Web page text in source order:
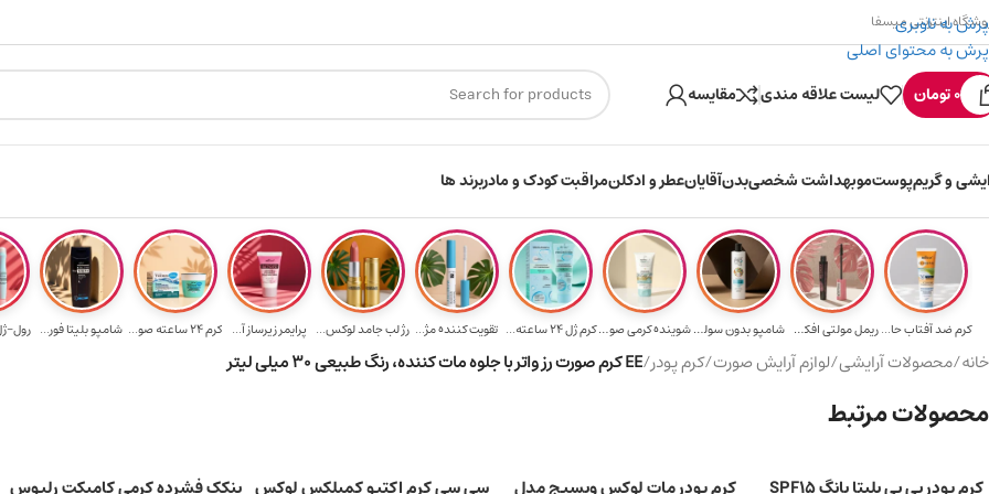
پرش به ناوبری
پرش به محتوای اصلی
هدیه برای خرید های ارسال رایگان برای خرید ۳.۵ میلیون به یالا ۳۰۰ میسکوین (۳۰ هزار تومن) هدیه خرید اول
اینترنتی میسفا
0تومان لیست علاقه مندی مقایسه
و گریمپوستموبهداشت شخصیبدنآقایانعطر و ادکلنمراقبت کودک و مادربرند ها
کرم ضد آفتاب حا... ریمل مولتی افکت... شامپو بدون سولف... شوینده کرمی صور...کرم ژل ۲۴ ساعته... تقویت‌ کننده مژ... رژ لب جامد لوکس... پرایمر زیرساز آ... کرم 24 ساعته صو... شامپو بلیتا فور... رول-
خانه/محصولات آرایشی/لوازم آرایش صورت/کرم پودر/EE کرم صورت رز واتر با جلوه مات کننده، رنگ طبیعی 30 میلی لیتر
محصولات مرتبط
کرم پودر بی بی بلیتا یانگ SPF15 کرم پودر مات لوکس ویسیج مدل سی سی کرم اکتیو کمپلکس لوکس پنکک فشرده کرمی کامپکت رلیوس